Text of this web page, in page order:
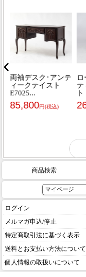
商品検索
マイページ
ログイン
メルマガ申込/停止
特定商取引法に基づく表示
送料とお支払い方法について
個人情報の取扱いについて